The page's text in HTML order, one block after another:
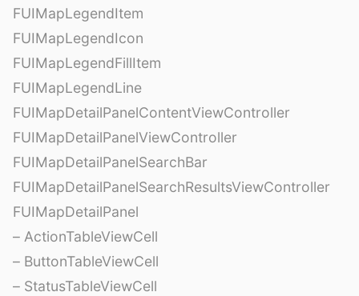
FUIMapLegendItem
FUIMapLegendIcon
FUIMapLegendFillItem
FUIMapLegendLine
FUIMapDetailPanelContentViewController
FUIMapDetailPanelViewController
FUIMapDetailPanelSearchBar
FUIMapDetailPanelSearchResultsViewController
FUIMapDetailPanel
– ActionTableViewCell
– ButtonTableViewCell
– StatusTableViewCell